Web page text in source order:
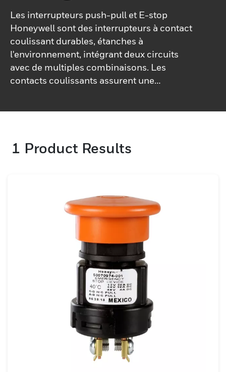
Les interrupteurs push-pull et E-stop
Honeywell sont des interrupteurs à contact
coulissant durables, étanches à
l'environnement, intégrant deux circuits
avec de multiples combinaisons. Les
contacts coulissants assurent une
l'isolant de toute humidité ou de tout autre
fermetures de contact sont disponibles
avec les deux circuits fermés en position de
poussée, les deux circuits fermés en
position de traction, ou une fermeture
alternative : un fermé et un ouvert. Ces
interrupteurs peuvent remplacer les
interrupteurs scellés et non scellés,
notamment les interrupteurs de prise de
mouvement et les interrupteurs de frein de
stationnement. Ces commutateurs
robustes et fiables augmentent la fiabilité
des applications et facilitent le
fonctionnement et le contrôle transparents
1 Product Results